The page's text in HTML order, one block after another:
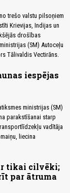
trešo valstu pilsoņiem
Krievijas, Indijas un
drošības
(SM) Autoceļu
Tālivaldis Vectirāns.
iespējas
ministrijas (SM)
parakstīšanai starp
vadītāja
liecina
tikai cilvēki;
par ātruma